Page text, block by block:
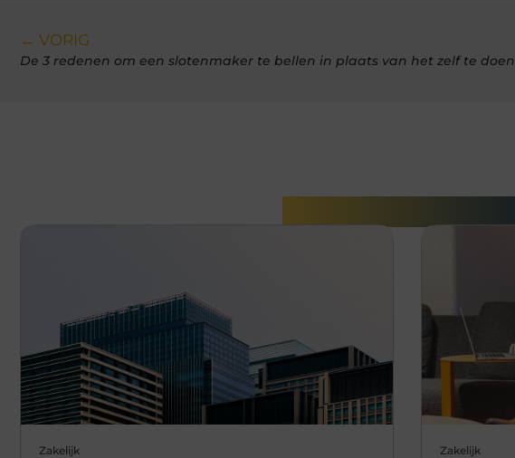
← VORIG
De 3 redenen om een slotenmaker te bellen in plaats van het zelf te doen
Zakelijk Zakelijk